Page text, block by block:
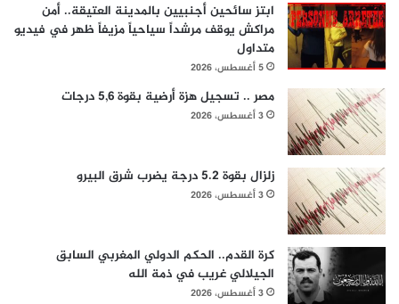
ابتز سائحين أجنبيين بالمدينة العتيقة.. أمن
مراكش يوقف مرشداً سياحياً مزيفاً ظهر في فيديو
متداول
5 أغسطس، 2026
مصر .. تسجيل هزة أرضية بقوة 5,6 درجات
3 أغسطس، 2026
زلزال بقوة 5.2 درجة يضرب شرق البيرو
3 أغسطس، 2026
كرة القدم.. الحكم الدولي المغربي السابق
الجيلالي غريب في ذمة الله
3 أغسطس، 2026